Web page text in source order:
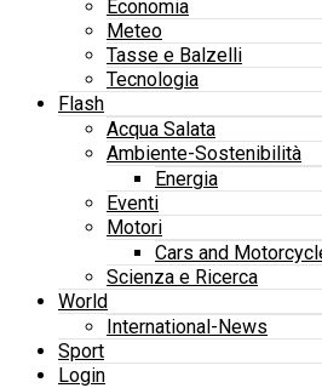
Economia
Meteo
Tasse e Balzelli
Tecnologia
Flash
Acqua Salata
Ambiente-Sostenibilità
Energia
Eventi
Motori
Cars and
Scienza e Ricerca
World
International-News
Sport
Login